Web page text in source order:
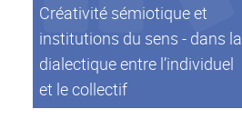
Créativité sémiotique et
institutions du sens - dans la
dialectique entre l’individuel
et le collectif